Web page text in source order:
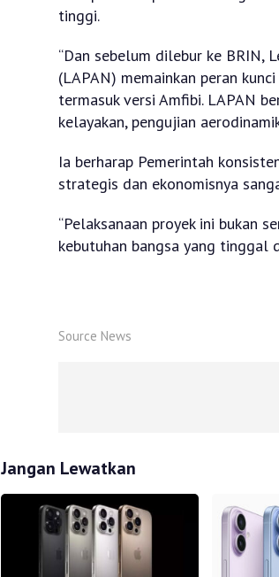
tinggi.
“Dan sebelum dilebur ke BRIN,
(LAPAN) memainkan peran
termasuk versi Amfibi. LAPAN
kelayakan, pengujian
Ia berharap Pemerintah
strategis dan ekonomisnya
“Pelaksanaan proyek ini bukan
kebutuhan bangsa yang tinggal
Source News
Jangan Lewatkan